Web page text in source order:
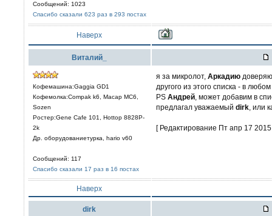
Сообщений: 1023
Спасибо сказали 623 раз в 293 постах
Наверх
Виталий_
Кофемашина:Gaggia GD1
Кофемолка:Compak k6, Macap MC6,
Sozen
Ростер:Gene Cafe 101, Hottop 8828P-
2k
Др. оборудованиетурка, hario v60
Сообщений: 117
Спасибо сказали 17 раз в 16 постах
я за микролот, Аркадию
другого из этого списка - в
PS Андрей , может добавим в
предлагал уважаемый dirk , или
[ Редактирование Пт апр 17
Наверх
dirk